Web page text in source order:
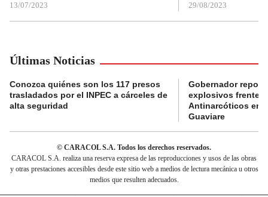
13/07/2023 29/08/2023
Últimas Noticias
Conozca quiénes son los 117 presos
trasladados por el INPEC a cárceles de
alta seguridad
Gobernador
explosivos frente a
Antinarcóticos en
Guaviare
© CARACOL S.A. Todos los derechos reservados.
CARACOL S.A. realiza una reserva expresa de las reproducciones y usos de las obras
y otras prestaciones accesibles desde este sitio web a medios de lectura mecánica u otros
medios que resulten adecuados.